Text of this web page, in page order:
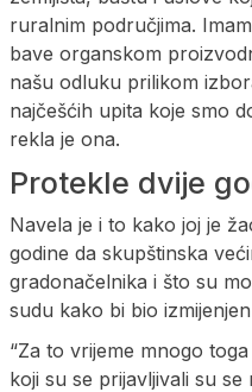
ruralnim područjima.
bave organskom
našu odluku prilikom
najčešćih upita koje smo
rekla je ona.
Protekle dvije
Navela je i to kako joj je
godine da skupštinska
gradonačelnika i što su
sudu kako bi bio
“Za to vrijeme mnogo
koji su se prijavljivali su